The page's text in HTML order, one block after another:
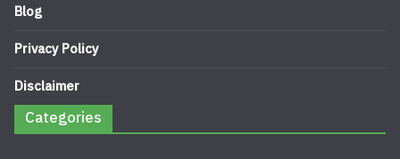
Blog
Privacy Policy
Disclaimer
Categories